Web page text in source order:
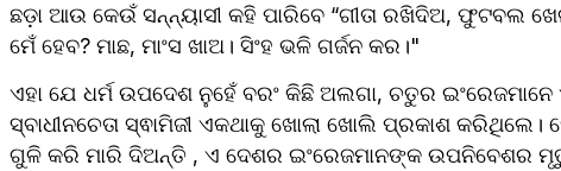
ଛଡ଼ା ଆଉ କେଉଁ ସନ୍ନ୍ୟାସୀ କହି ପାରିବେ “ଗୀତା ରଖିଦିଅ, ଫୁଟବଲ
ମେଁ ହେବ? ମାଛ, ମାଂସ ଖାଅ। ସିଂହ ଭଳି ଗର୍ଜନ କର।"
ଏହା ଯେ ଧର୍ମ ଉପଦେଶ ନୁହେଁ ବରଂ କିଛି ଅଲଗା, ଚତୁର
ସ୍ବାଧୀନଚେତା ସ୍ଵାମିଜୀ ଏକଥାକୁ ଖୋଲା ଖୋଲି ପ୍ରକାଶ
ଗୁଳି କରି ମାରି ଦିଅନ୍ତି , ଏ ଦେଶର ଇଂରେଜମାନଙ୍କ ଉପନିବେଶର